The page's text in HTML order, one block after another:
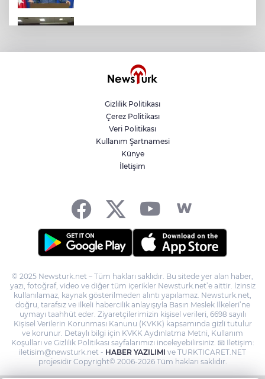
15 Temmuz'un firari teröristi adliyeye
Yaşlı ve engelli aylıkları artışlı hesaplarda
'Terörsüz Türkiye' kanun teklifi TBMM'ye
Gizlilik Politikası
Çerez Politikası
Veri Politikası
Kullanım Şartnamesi
Künye
İletişim
© 2025 Newsturk.net – Tüm hakları saklıdır. Bu sitede yer alan haber,
yazı, fotoğraf, video ve diğer tüm içerikler Newsturk.net’e aittir. İzinsiz
kullanılamaz, kaynak gösterilmeden alıntı yapılamaz. Newsturk.net,
doğru, tarafsız ve ilkeli habercilik anlayışıyla Basın Meslek İlkeleri’ne
uymayı taahhüt eder. Ziyaretçilerimizin kişisel verileri, 6698 sayılı
Kişisel Verilerin Korunması Kanunu (KVKK) kapsamında gizli tutulur
ve korunur. Detaylı bilgi için KVKK Aydınlatma Metni, Kullanım
Koşulları ve Gizlilik Politikası sayfalarımızı inceleyebilirsiniz. 📧 İletişim:
iletisim@newsturk.net - HABER YAZILIMI ve TURKTICARET.NET
projesidir Copyright© 2006-2026 Tüm hakları saklıdır.